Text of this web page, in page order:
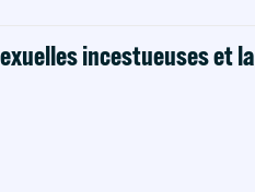
incestueuses et la